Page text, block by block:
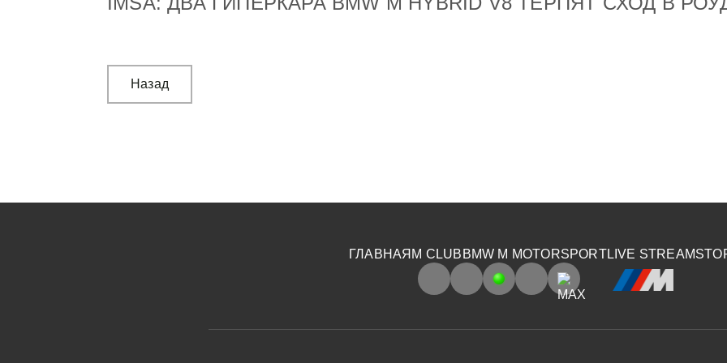
Назад
ГЛАВНАЯ M CLUB BMW M MOTORSPORTLIVE STREAM